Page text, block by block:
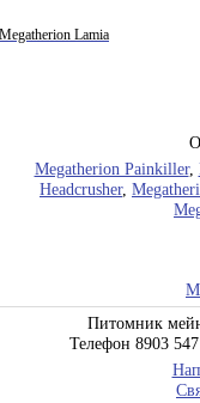
Megatherion Lamia
Megatherion Painkiller,
Headcrusher,
Питомник
Телефон 8903